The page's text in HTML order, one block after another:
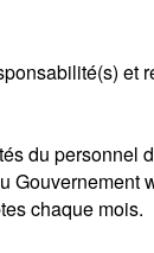
du
chaque mois.